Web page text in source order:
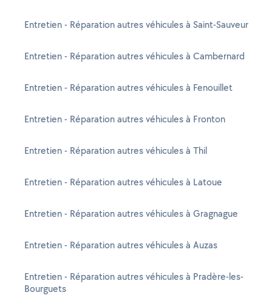
Entretien - Réparation autres véhicules à Saint-Sauveur
Entretien - Réparation autres véhicules à Cambernard
Entretien - Réparation autres véhicules à Fenouillet
Entretien - Réparation autres véhicules à Fronton
Entretien - Réparation autres véhicules à Thil
Entretien - Réparation autres véhicules à Latoue
Entretien - Réparation autres véhicules à Gragnague
Entretien - Réparation autres véhicules à Auzas
Entretien - Réparation autres véhicules à Pradère-les-
Bourguets